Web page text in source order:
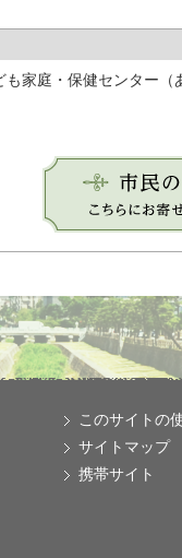
も家庭・保健センター
このサイトの
サイトマップ
携帯サイト